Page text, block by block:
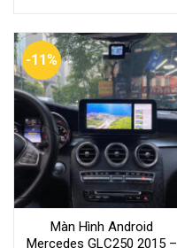
-11%
Màn Hình Android
Mercedes GLC250 2015 –